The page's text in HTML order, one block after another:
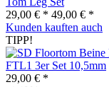
29,00 € * 49,00 € *
Kunden kauften auch
TIPP!
FTL1 3er Set 10,5mm
29,00 € *